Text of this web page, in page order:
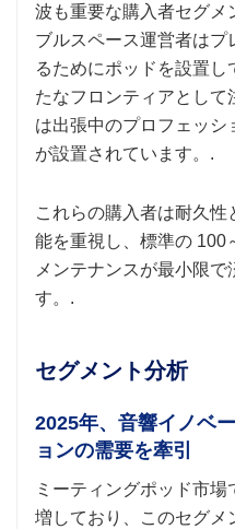
波も重要な購入者セグメ
ブルスペース運営者はプ
るためにポッドを設置
たなフロンティアとし
は出張中のプロフェッシ
が設置されています。.
これらの購入者は耐久
能を重視し、標準の 100
メンテナンスが最小限で
す。.
セグメント分析
2025年、音響イノベ
ョンの需要を牽引
ミーティングポッド市
増しており、このセグメ